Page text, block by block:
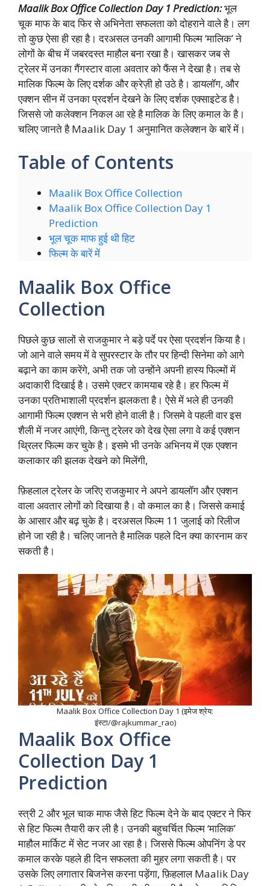
Maalik Box Office Collection Day 1 Prediction:भूल
चूक माफ के बाद फिर से अभिनेता सफलता को दोहराने वाले है। लग
तो कुछ ऐसा ही रहा है। दरअसल उनकी आगामी फिल्म ‘मालिक’ ने
लोगों के बीच में जबरदस्त माहौल बना रखा है। खासकर जब से
ट्रेलर में उनका गैंगस्टार वाला अवतार को फैंस ने देखा है। तब से
मालिक फिल्म के लिए दर्शक और क्रेज़ी हो उठे है। डायलॉग, और
एक्शन सीन में उनका प्रदर्शन देखने के लिए दर्शक एक्साइटेड है।
जिससे जो कलेक्शन निकल आ रहे है मालिक के लिए कमाल के है।
चलिए जानते है Maalik Day 1 अनुमानित कलेक्शन के बारें में।
Table of Contents
Maalik Box Office Collection
Maalik Box Office Collection Day 1
Prediction
भूल चूक माफ हुई थी हिट
फिल्म के बारें में
Maalik Box Office
Collection
पिछले कुछ सालों से राजकुमार ने बड़े पर्दे पर ऐसा प्रदर्शन किया है।
जो आने वाले समय में वे सुपरस्टार के तौर पर हिन्दी सिनेमा को आगे
बढ़ाने का काम करेंगे, अभी तक जो उन्होंने अपनी हास्य फिल्मों में
अदाकारी दिखाई है। उसमे एक्टर कामयाब रहे है। हर फिल्म में
उनका प्रतिभाशाली प्रदर्शन झलकता है। ऐसे में भले ही उनकी
आगामी फिल्म एक्शन से भरी होने वाली है। जिसमे वे पहली वार इस
शैली में नजर आएंगी, किन्तु ट्रेलर को देख ऐसा लगा वे कई एक्शन
थ्रिलर फिल्म कर चुके है। इसमे भी उनके अभिनय में एक एक्शन
कलाकार की झलक देखने को मिलेंगी,
फ़िहलाल ट्रेलर के जरिए राजकुमार ने अपने डायलॉग और एक्शन
वाला अवतार लोगों को दिखाया है। वो कमाल का है। जिससे कमाई
के आसार और बढ़ चुके है। दरअसल फिल्म 11 जुलाई को रिलीज
होने जा रही है। चलिए जानते है मालिक पहले दिन क्या कारनाम कर
सकती है।
Maalik Box Office Collection Day 1 (इमेज श्रेय:
इंस्टा/@rajkummar_rao)
Maalik Box Office
Collection Day 1
Prediction
स्त्री 2 और भूल चाक माफ जैसे हिट फिल्म देने के बाद एक्टर ने फिर
से हिट फिल्म तैयारी कर ली है। उनकी बहुचर्चित फिल्म ‘मालिक’
माहौल मार्किट में सेट नजर आ रहा है। जिससे फिल्म ओपनिंग डे पर
कमाल करके पहले ही दिन सफलता की मुहर लगा सकती है। पर
उसके लिए लगातार बिजनेस करना पड़ेंगा, फ़िहलाल Maalik Day